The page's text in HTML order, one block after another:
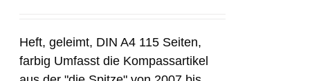
Heft, geleimt, DIN A4 115 Seiten,
farbig Umfasst die Kompassartikel